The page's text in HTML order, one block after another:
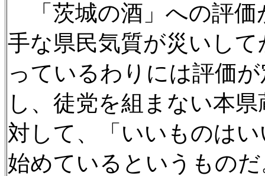
「茨城の酒」への評価
手な県民気質が災いし
っているわりには評価
し、徒党を組まない本
対して、「いいものは
始めているというもの